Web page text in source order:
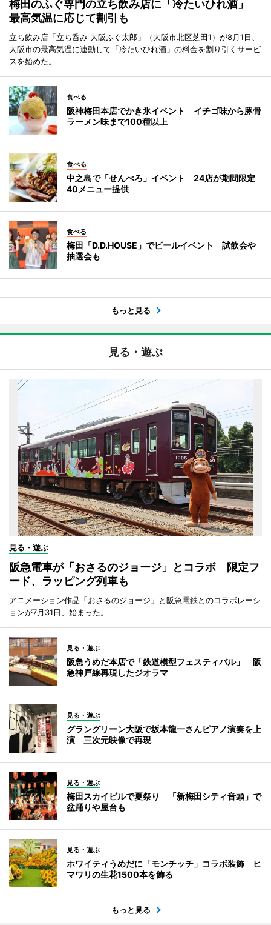
梅田のふぐ専門の立ち飲み店に「冷たいひれ酒」
最高気温に応じて割引も
立ち飲み店「立ち呑み 大阪ふぐ太郎」（大阪市北区芝田1）が8月1日、
大阪市の最高気温に連動して「冷たいひれ酒」の料金を割り引くサービ
スを始めた。
食べる
阪神梅田本店でかき氷イベント イチゴ味から豚骨
ラーメン味まで100種以上
食べる
中之島で「せんべろ」イベント 24店が期間限定
40メニュー提供
食べる
梅田「D.D.HOUSE」でビールイベント 試飲会や
抽選会も
もっと見る
見る・遊ぶ
見る・遊ぶ
阪急電車が「おさるのジョージ」とコラボ 限定フ
ード、ラッピング列車も
アニメーション作品「おさるのジョージ」と阪急電鉄とのコラボレーシ
ョンが7月31日、始まった。
見る・遊ぶ
阪急うめだ本店で「鉄道模型フェスティバル」 阪
急神戸線再現したジオラマ
見る・遊ぶ
グラングリーン大阪で坂本龍一さんピアノ演奏を上
演 三次元映像で再現
見る・遊ぶ
梅田スカイビルで夏祭り 「新梅田シティ音頭」で
盆踊りや屋台も
見る・遊ぶ
ホワイティうめだに「モンチッチ」コラボ装飾 ヒ
マワリの生花1500本を飾る
もっと見る